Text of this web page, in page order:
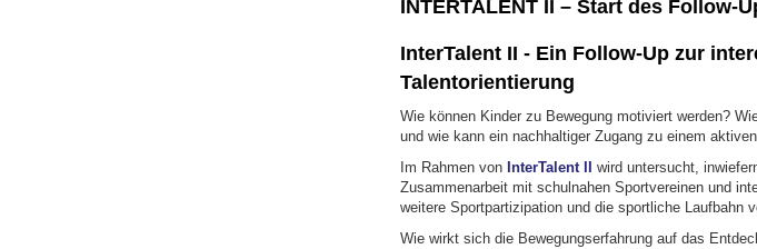
INTERTALENT II – Start des Follow-
InterTalent II - Ein Follow-Up zur
Talentorientierung
Wie können Kinder zu Bewegung motiviert werden?
und wie kann ein nachhaltiger Zugang zu einem
Im Rahmen von InterTalent II
wird untersucht,
Zusammenarbeit mit schulnahen Sportvereinen und
weitere Sportpartizipation und die sportliche Laufbahn
Wie wirkt sich die Bewegungserfahrung auf das